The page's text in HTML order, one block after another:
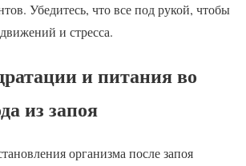
Убедитесь, что все под рукой, чтобы
и стресса.
и питания во
из запоя
организма после запоя